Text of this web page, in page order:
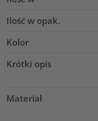
Ilość w opak.
Kolor
Krótki opis
Materiał